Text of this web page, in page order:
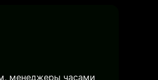
менеджеры часами